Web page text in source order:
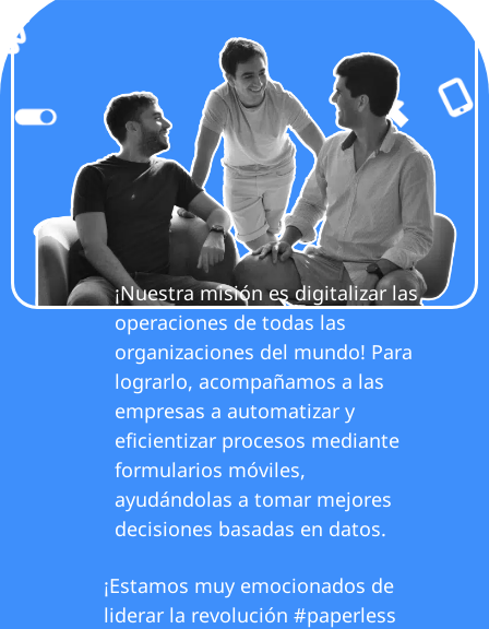
¡Nuestra misión es digitalizar las
operaciones de todas las
organizaciones del mundo! Para
lograrlo, acompañamos a las
empresas a automatizar y
eficientizar procesos mediante
formularios móviles,
ayudándolas a tomar mejores
decisiones basadas en datos.
¡Estamos muy emocionados de
liderar la revolución #paperless